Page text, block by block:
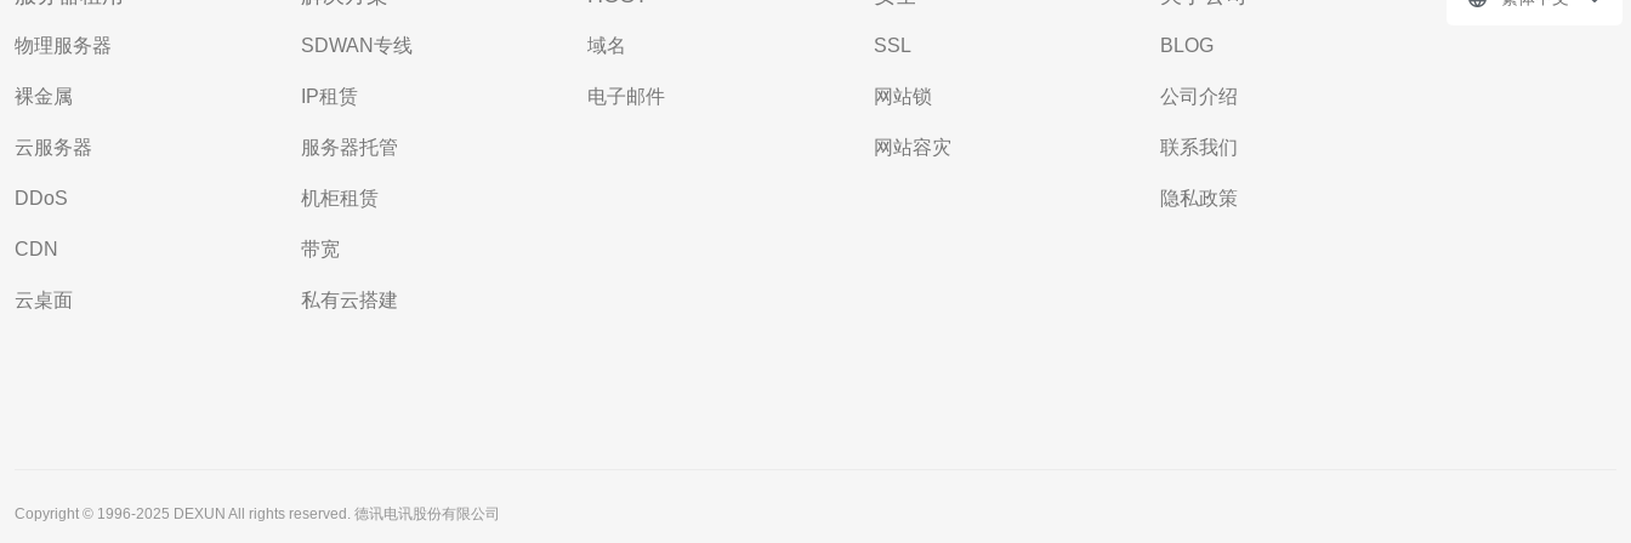
物理服务器
裸金属
云服务器
DDoS
CDN
云桌面
SDWAN专线
IP租赁
服务器托管
机柜租赁
带宽
私有云搭建
域名
电子邮件
SSL
网站锁
网站容灾
BLOG
公司介绍
联系我们
隐私政策
Copyright © 1996-2025 DEXUN All rights reserved. 德讯电讯股份有限公司